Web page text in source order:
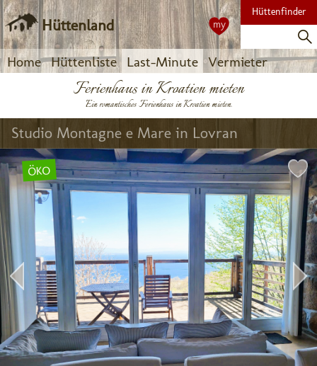
Hüttenland
Home Hüttenliste Last-Minute Vermieter
Hüttenfinder
my
Ferienhaus in Kroatien mieten
Ein romantisches Ferienhaus in Kroatien mieten.
Studio Montagne e Mare in Lovran
ÖKO